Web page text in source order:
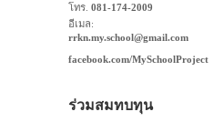
โทร. 081-174-2009
อีเมล:
rrkn.my.school@gmail.com
facebook.com/MySchoolProject
ร่วมสมทบทุน